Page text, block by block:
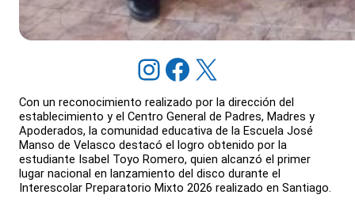
Instagram Facebook X
Con un reconocimiento realizado por la dirección del
establecimiento y el Centro General de Padres, Madres y
Apoderados, la comunidad educativa de la Escuela José
Manso de Velasco destacó el logro obtenido por la
estudiante Isabel Toyo Romero, quien alcanzó el primer
lugar nacional en lanzamiento del disco durante el
Interescolar Preparatorio Mixto 2026 realizado en Santiago.